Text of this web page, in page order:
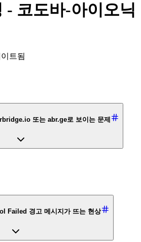
- 코도바-아이오닉
트됨
또는 abr.ge로 보이는 문제
Failed 경고 메시지가 뜨는 현상